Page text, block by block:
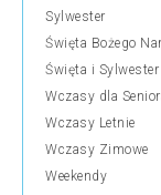
Sylwester
Święta Bożego
Święta i Sylwester
Wczasy dla
Wczasy Letnie
Wczasy Zimowe
Weekendy